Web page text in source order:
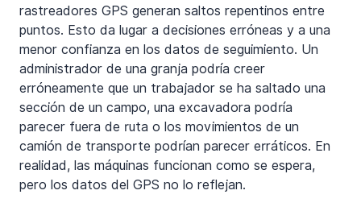
rastreadores GPS generan saltos repentinos entre
puntos. Esto da lugar a decisiones erróneas y a una
menor confianza en los datos de seguimiento. Un
administrador de una granja podría creer
erróneamente que un trabajador se ha saltado una
sección de un campo, una excavadora podría
parecer fuera de ruta o los movimientos de un
camión de transporte podrían parecer erráticos. En
realidad, las máquinas funcionan como se espera,
pero los datos del GPS no lo reflejan.